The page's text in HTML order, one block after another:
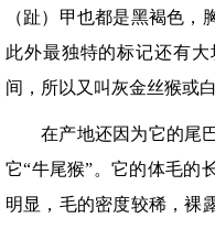
（趾）甲也都是黑褐色，
此外最独特的标记还有
间，所以又叫灰金丝猴或
在产地还因为它的尾
它“牛尾猴”。它的体毛的
明显，毛的密度较稀，裸